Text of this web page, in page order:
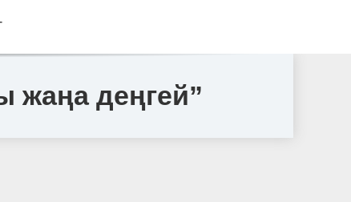
жаңа деңгей”